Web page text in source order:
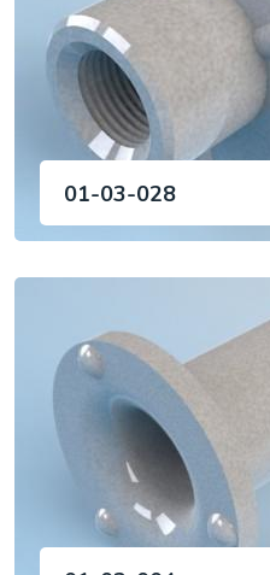
01-03-028